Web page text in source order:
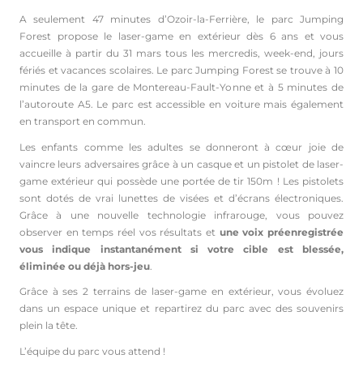
A seulement 47 minutes d’Ozoir-la-Ferrière, le parc Jumping
Forest propose le laser-game en extérieur dès 6 ans et vous
accueille à partir du 31 mars tous les mercredis, week-end, jours
fériés et vacances scolaires. Le parc Jumping Forest se trouve à 10
minutes de la gare de Montereau-Fault-Yonne et à 5 minutes de
l’autoroute A5. Le parc est accessible en voiture mais également
en transport en commun.
Les enfants comme les adultes se donneront à cœur joie de
vaincre leurs adversaires grâce à un casque et un pistolet de laser-
game extérieur qui possède une portée de tir 150m ! Les pistolets
sont dotés de vrai lunettes de visées et d’écrans électroniques.
Grâce à une nouvelle technologie infrarouge, vous pouvez
observer en temps réel vos résultats et une voix préenregistrée
vous indique instantanément si votre cible est blessée,
éliminée ou déjà hors-jeu
Grâce à ses 2 terrains de laser-game en extérieur, vous évoluez
dans un espace unique et repartirez du parc avec des souvenirs
plein la tête.
L’équipe du parc vous attend !